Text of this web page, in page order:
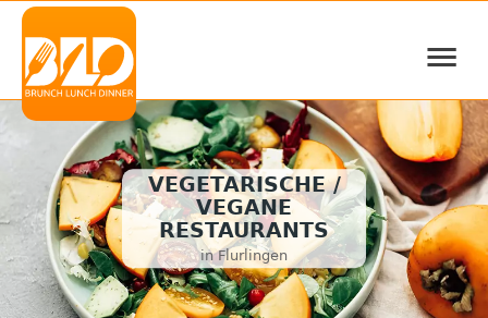
≡
VEGETARISCHE /
VEGANE
RESTAURANTS
in Flurlingen